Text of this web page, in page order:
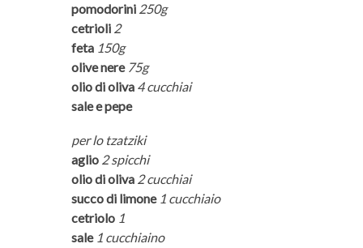
pomodorini 250g
cetrioli 2
feta 150g
olive nere 75g
olio di oliva 4 cucchiai
sale e pepe
per lo tzatziki
aglio 2 spicchi
olio di oliva 2 cucchiai
succo di limone 1 cucchiaio
cetriolo 1
sale 1 cucchiaino